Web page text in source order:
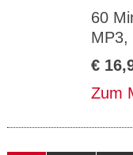
60
MP3,
€
Zum